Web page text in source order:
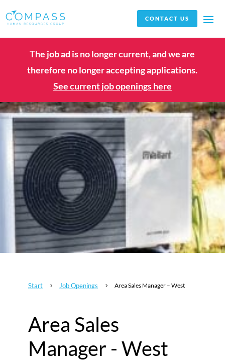
CONTACT US
The job ad is no longer current, and we are
therefore no longer accepting applications.
See current job openings here
Start 5 Job Openings 5 Area Sales Manager – West
Area Sales
Manager - West